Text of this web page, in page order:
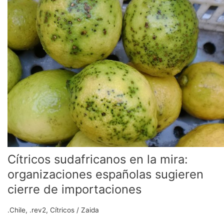
Cítricos sudafricanos en la mira:
organizaciones españolas sugieren
cierre de importaciones
.Chile, .rev2, Cítricos / Zaida
en
la
mira:
organizaciones
españolas
sugieren
cierre
de
importaciones